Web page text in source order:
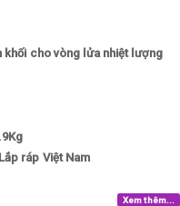
cho vòng lửa nhiệt lượng
ráp Việt Nam
Xem thêm...